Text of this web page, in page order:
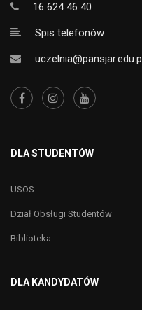
16 624 46 40
Spis telefonów
uczelnia@pansjar.edu.pl
DLA STUDENTÓW
USOS
Dział Obsługi Studentów
Biblioteka
DLA KANDYDATÓW